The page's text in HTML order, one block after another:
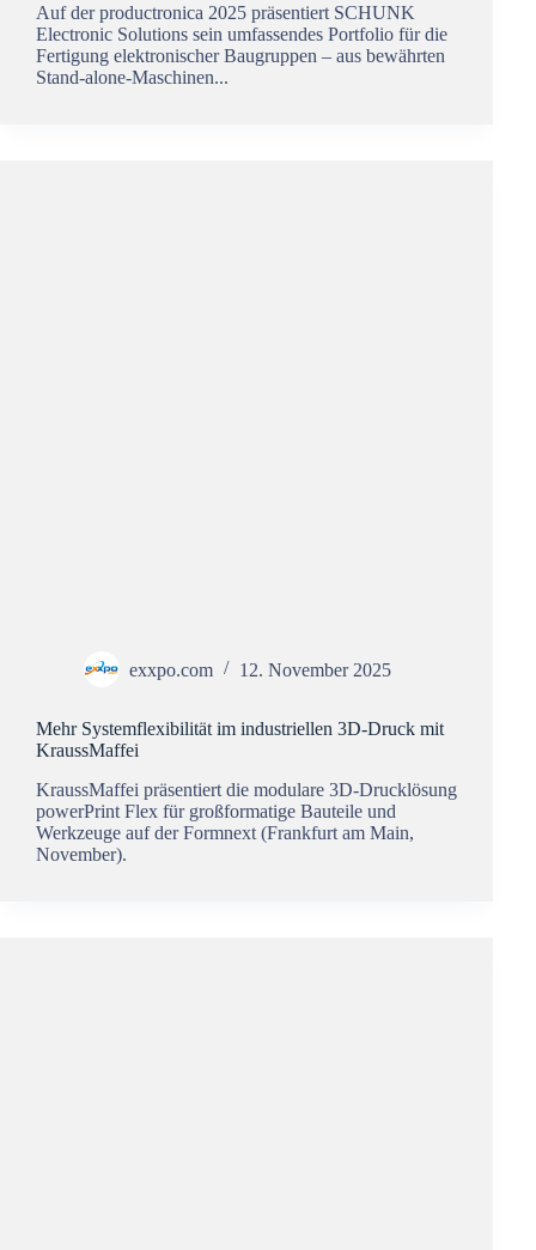
Auf der productronica 2025 präsentiert SCHUNK
Electronic Solutions sein umfassendes Portfolio für die
Fertigung elektronischer Baugruppen – aus bewährten
Stand-alone-Maschinen...
exxpo.com 12. November 2025
Mehr Systemflexibilität im industriellen 3D-Druck mit
KraussMaffei
KraussMaffei präsentiert die modulare 3D-Drucklösung
powerPrint Flex für großformatige Bauteile und
Werkzeuge auf der Formnext (Frankfurt am Main,
November).